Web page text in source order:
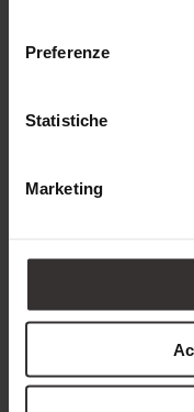
Preferenze
Statistiche
Marketing